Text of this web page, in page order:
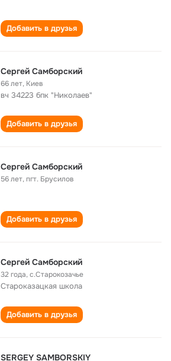
Добавить в друзья
Сергей Самборский
66 лет, Киев
вч 34223 бпк "Николаев"
Добавить в друзья
Сергей Самборский
56 лет,пгт. Брусилов
Добавить в друзья
Сергей Самборский
32 года,с.Старокозачье
Староказацкая школа
Добавить в друзья
SERGEY SAMBORSKIY